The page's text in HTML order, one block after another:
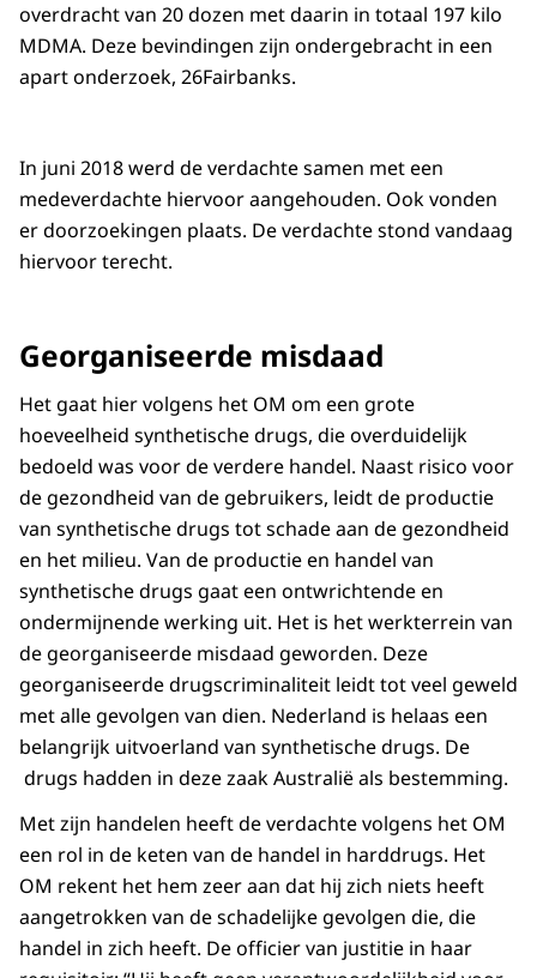
overdracht van 20 dozen met daarin in totaal 197 kilo
MDMA. Deze bevindingen zijn ondergebracht in een
apart onderzoek, 26Fairbanks.
In juni 2018 werd de verdachte samen met een
medeverdachte hiervoor aangehouden. Ook vonden
er doorzoekingen plaats. De verdachte stond vandaag
hiervoor terecht.
Georganiseerde misdaad
Het gaat hier volgens het OM om een grote
hoeveelheid synthetische drugs, die overduidelijk
bedoeld was voor de verdere handel. Naast risico voor
de gezondheid van de gebruikers, leidt de productie
van synthetische drugs tot schade aan de gezondheid
en het milieu. Van de productie en handel van
synthetische drugs gaat een ontwrichtende en
ondermijnende werking uit. Het is het werkterrein van
de georganiseerde misdaad geworden. Deze
georganiseerde drugscriminaliteit leidt tot veel geweld
met alle gevolgen van dien. Nederland is helaas een
belangrijk uitvoerland van synthetische drugs. De
drugs hadden in deze zaak Australië als bestemming.
Met zijn handelen heeft de verdachte volgens het OM
een rol in de keten van de handel in harddrugs. Het
OM rekent het hem zeer aan dat hij zich niets heeft
aangetrokken van de schadelijke gevolgen die, die
handel in zich heeft. De officier van justitie in haar